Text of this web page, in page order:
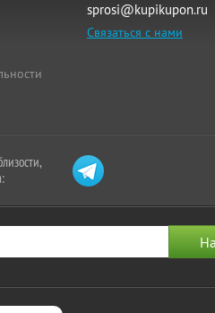
sprosi@kupikupon.ru
Связаться с нами